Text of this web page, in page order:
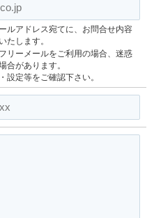
ルアドレス宛てに、お問合せ内容
たします。
リーメールをご利用の場合、迷惑
合があります。
設定等をご確認下さい。